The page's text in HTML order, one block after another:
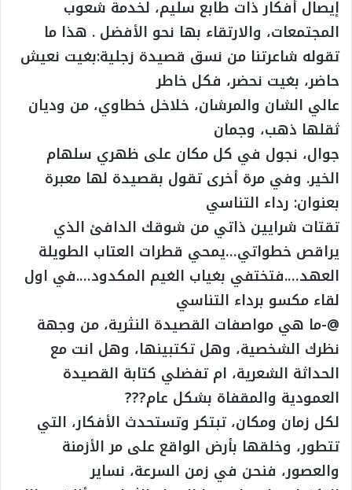
إيصال أفكار ذات طابع سليم، لخدمة شعوب
المجتمعات، والارتقاء بها نحو الأفضل . هذا ما
تقوله شاعرتنا من نسق قصيدة زجلية:بغيت نعيش
حاضر، بغيت نحضر، فكل خاطر
عالي الشان والمرشان، خلاخل خطاوي، من وديان
ثقلها ذهب، وجمان
جوال، نجول في كل مكان على ظهري سلهام
الخير. وفي مرة أخرى تقول بقصيدة لها معبرة
بعنوان: رداء التناسي
تقتات شرايين ذاتي من شوقك الدافئ الذي
يراقص خطواتي…يمحي قطرات العتاب الطويلة
العهد….فتختفي بغياب الغيم المكدود….في اول
لقاء مكسو برداء التناسي
@-ما هي مواصفات القصيدة النثرية، من وجهة
نظرك الشخصية، وهل تكتبينها، وهل انت مع
الحداثة الشعرية، ام تفضلي كتابة القصيدة
العمودية والمقفاة بشكل عام???
لكل زمان ومكان، تبتكر وتستحدث الأفكار، التي
تتطور، وخلقها بأرض الواقع على مر الأزمنة
والعصور، فنحن في زمن السرعة، نساير